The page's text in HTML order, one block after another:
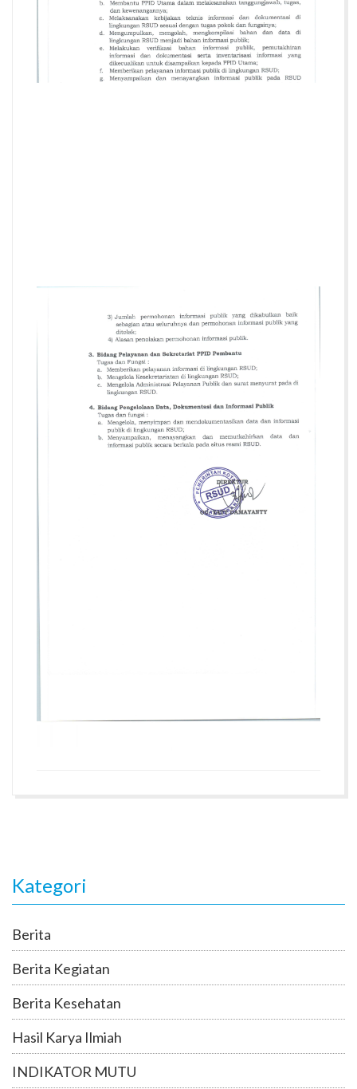
Kategori
Berita
Berita Kegiatan
Berita Kesehatan
Hasil Karya Ilmiah
INDIKATOR MUTU